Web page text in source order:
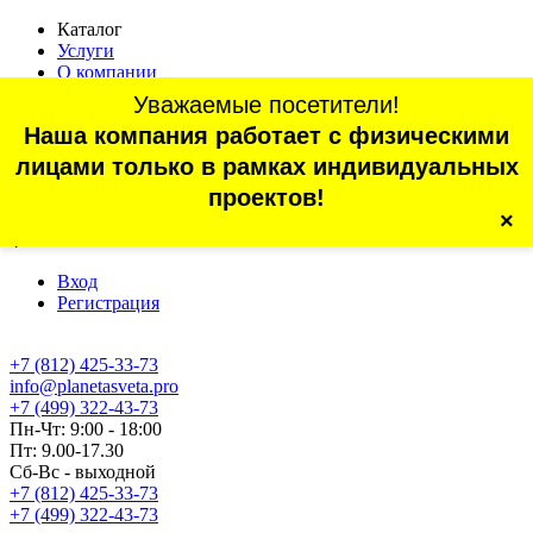
Каталог
Услуги
О компании
Статьи
Контакты
Отзывы
г. Санкт-Петербург, проспект Обуховской Обороны, 70, корп.
Вход
Регистрация
+7 (812) 425-33-73
Уважаемые посетители!
Наша компания работает с физическими
лицами только в рамках индивидуальных
проектов!
×
info@planetasveta.pro
+7 (499) 322-43-73
Пн-Чт: 9:00 - 18:00
Пт: 9.00-17.30
Сб-Вс - выходной
+7 (812) 425-33-73
+7 (499) 322-43-73